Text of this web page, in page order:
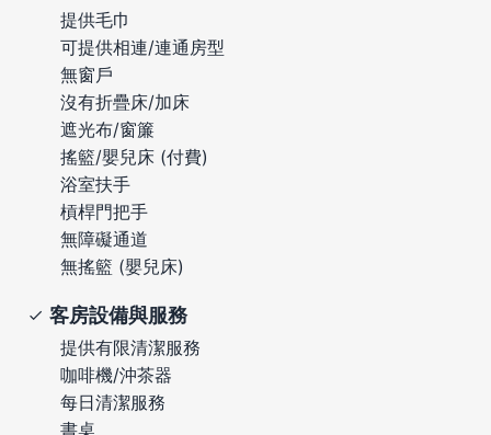
提供毛巾
可提供相連/連通房型
無窗戶
沒有折疊床/加床
遮光布/窗簾
搖籃/嬰兒床 (付費)
浴室扶手
槓桿門把手
無障礙通道
無搖籃 (嬰兒床)
客房設備與服務
提供有限清潔服務
咖啡機/沖茶器
每日清潔服務
書桌